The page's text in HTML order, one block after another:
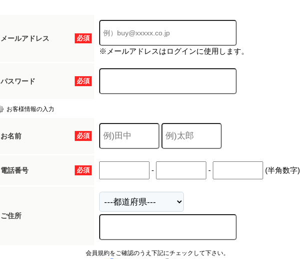
必須
メールアドレス
※メールアドレスはログインに使用します。
必須
パスワード
お客様情報の入力
必須
お名前
必須
電話番号 - - (半角数字)
ご住所
会員規約をご確認のうえ下記にチェックして下さい。